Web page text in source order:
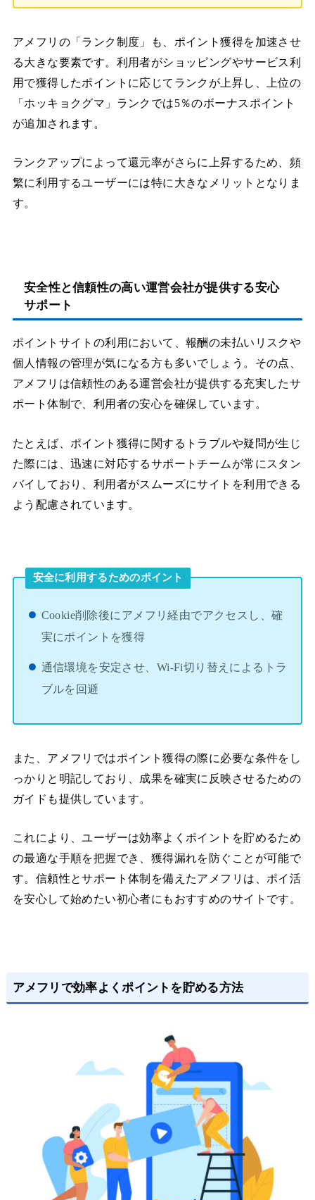
アメフリの「ランク制度」も、ポイント獲得を加速させ
る大きな要素です。利用者がショッピングやサービス利
用で獲得したポイントに応じてランクが上昇し、上位の
「ホッキョクグマ」ランクでは5％のボーナスポイント
が追加されます。
ランクアップによって還元率がさらに上昇するため、頻
繁に利用するユーザーには特に大きなメリットとなりま
す。
安全性と信頼性の高い運営会社が提供する安心
サポート
ポイントサイトの利用において、報酬の未払いリスクや
個人情報の管理が気になる方も多いでしょう。その点、
アメフリは信頼性のある運営会社が提供する充実したサ
ポート体制で、利用者の安心を確保しています。
たとえば、ポイント獲得に関するトラブルや疑問が生じ
た際には、迅速に対応するサポートチームが常にスタン
バイしており、利用者がスムーズにサイトを利用できる
よう配慮されています。
安全に利用するためのポイント
Cookie削除後にアメフリ経由でアクセスし、確
実にポイントを獲得
通信環境を安定させ、Wi-Fi切り替えによるトラ
ブルを回避
また、アメフリではポイント獲得の際に必要な条件をし
っかりと明記しており、成果を確実に反映させるための
ガイドも提供しています。
これにより、ユーザーは効率よくポイントを貯めるため
の最適な手順を把握でき、獲得漏れを防ぐことが可能で
す。信頼性とサポート体制を備えたアメフリは、ポイ活
を安心して始めたい初心者にもおすすめのサイトです。
アメフリで効率よくポイントを貯める方法